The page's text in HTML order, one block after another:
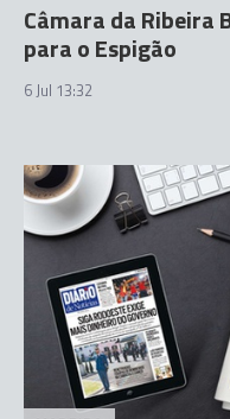
Câmara da
para o Espigão
6 Jul 13:32